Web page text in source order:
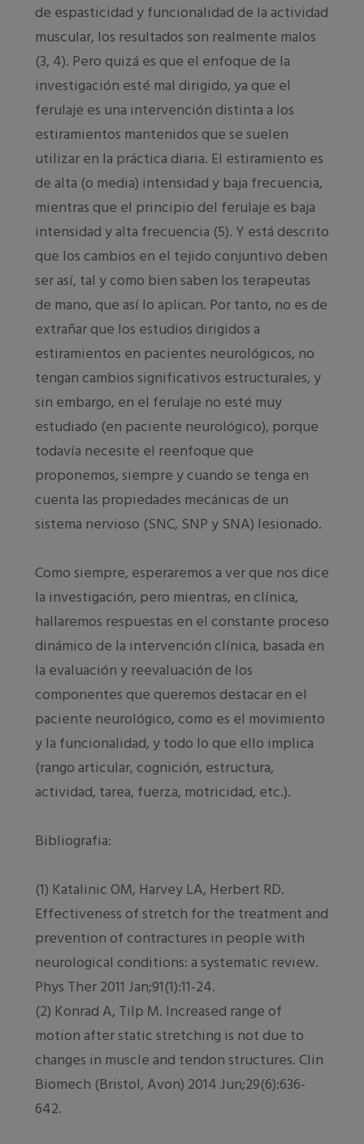
de espasticidad y funcionalidad de la actividad
muscular, los resultados son realmente malos
(3, 4). Pero quizá es que el enfoque de la
investigación esté mal dirigido, ya que el
ferulaje es una intervención distinta a los
estiramientos mantenidos que se suelen
utilizar en la práctica diaria. El estiramiento es
de alta (o media) intensidad y baja frecuencia,
mientras que el principio del ferulaje es baja
intensidad y alta frecuencia (5). Y está descrito
que los cambios en el tejido conjuntivo deben
ser así, tal y como bien saben los terapeutas
de mano, que así lo aplican. Por tanto, no es de
extrañar que los estudios dirigidos a
estiramientos en pacientes neurológicos, no
tengan cambios significativos estructurales, y
sin embargo, en el ferulaje no esté muy
estudiado (en paciente neurológico), porque
todavía necesite el reenfoque que
proponemos, siempre y cuando se tenga en
cuenta las propiedades mecánicas de un
sistema nervioso (SNC, SNP y SNA) lesionado.
Como siempre, esperaremos a ver que nos dice
la investigación, pero mientras, en clínica,
hallaremos respuestas en el constante proceso
dinámico de la intervención clínica, basada en
la evaluación y reevaluación de los
componentes que queremos destacar en el
paciente neurológico, como es el movimiento
y la funcionalidad, y todo lo que ello implica
(rango articular, cognición, estructura,
actividad, tarea, fuerza, motricidad, etc.).
Bibliografia:
(1) Katalinic OM, Harvey LA, Herbert RD.
Effectiveness of stretch for the treatment and
prevention of contractures in people with
neurological conditions: a systematic review.
Phys Ther 2011 Jan;91(1):11-24.
(2) Konrad A, Tilp M. Increased range of
motion after static stretching is not due to
changes in muscle and tendon structures. Clin
Biomech (Bristol, Avon) 2014 Jun;29(6):636-
642.